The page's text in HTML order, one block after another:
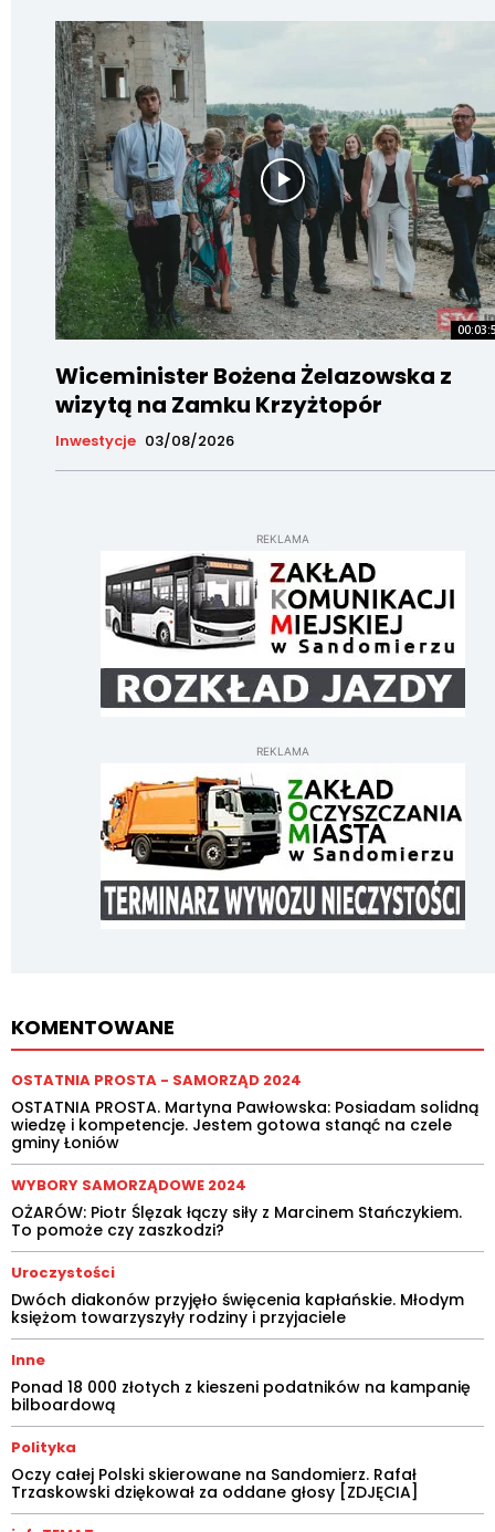
Wiceminister Bożena Żelazowska z
wizytą na Zamku Krzyżtopór
Inwestycje 03/08/2026
REKLAMA
REKLAMA
KOMENTOWANE
OSTATNIA PROSTA - SAMORZĄD 2024
OSTATNIA PROSTA. Martyna Pawłowska: Posiadam solidną
wiedzę i kompetencje. Jestem gotowa stanąć na czele
gminy Łoniów
WYBORY SAMORZĄDOWE 2024
OŻARÓW: Piotr Ślęzak łączy siły z Marcinem Stańczykiem.
To pomoże czy zaszkodzi?
Uroczystości
Dwóch diakonów przyjęło święcenia kapłańskie. Młodym
księżom towarzyszyły rodziny i przyjaciele
Inne
Ponad 18 000 złotych z kieszeni podatników na kampanię
bilboardową
Polityka
Oczy całej Polski skierowane na Sandomierz. Rafał
Trzaskowski dziękował za oddane głosy [ZDJĘCIA]